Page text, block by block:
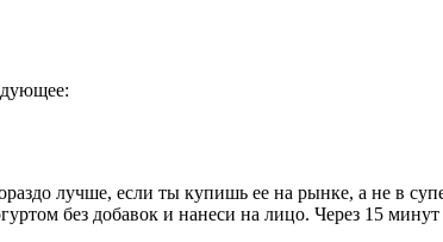
лучше, если ты купишь ее на рынке, а не в
без добавок и нанеси на лицо. Через 15